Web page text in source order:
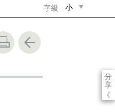
字級 小
分
享
《